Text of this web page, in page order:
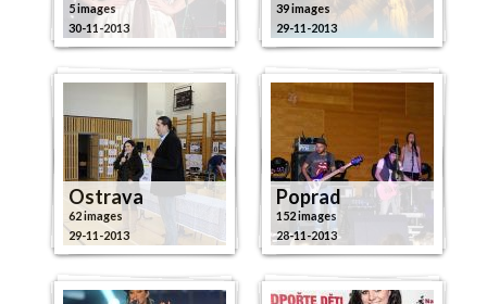
5 images
30-11-2013
39 images
29-11-2013
Ostrava
62 images
29-11-2013
Poprad
152 images
28-11-2013